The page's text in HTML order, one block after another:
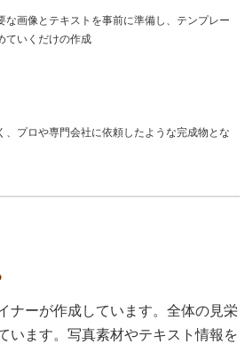
な画像とテキストを事前に準備し、テンプレー
ていくだけの作成
、プロや専門会社に依頼したような完成物とな
ナーが作成しています。全体の見栄
います。写真素材やテキスト情報を